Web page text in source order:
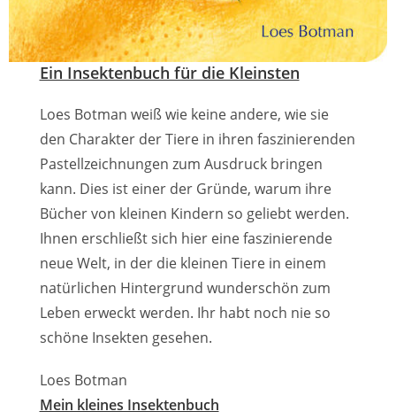
Ein Insektenbuch für die Kleinsten
Loes Botman weiß wie keine andere, wie sie
den Charakter der Tiere in ihren faszinierenden
Pastellzeichnungen zum Ausdruck bringen
kann. Dies ist einer der Gründe, warum ihre
Bücher von kleinen Kindern so geliebt werden.
Ihnen erschließt sich hier eine faszinierende
neue Welt, in der die kleinen Tiere in einem
natürlichen Hintergrund wunderschön zum
Leben erweckt werden. Ihr habt noch nie so
schöne Insekten gesehen.
Loes Botman
Mein kleines Insektenbuch